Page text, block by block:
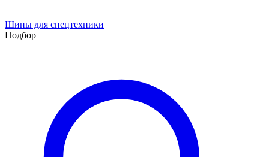
Шины для спецтехники
Подбор